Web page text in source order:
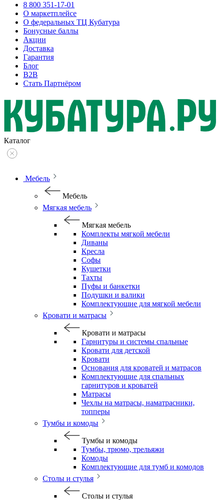
8 800 351-17-01
О маркетплейсе
О федеральных ТЦ Кубатура
Бонусные баллы
Акции
Доставка
Гарантия
Блог
B2B
Стать Партнёром
Каталог
Мебель
Мебель
Мягкая мебель
Мягкая мебель
Комплекты мягкой мебели
Диваны
Кресла
Софы
Кушетки
Тахты
Пуфы и банкетки
Подушки и валики
Комплектующие для мягкой мебели
Кровати и матрасы
Кровати и матрасы
Гарнитуры и системы спальные
Кровати для детской
Кровати
Основания для кроватей и матрасов
Комплектующие для спальных
гарнитуров и кроватей
Матрасы
Чехлы на матрасы, наматрасники,
топперы
Тумбы и комоды
Тумбы и комоды
Тумбы, трюмо, трельяжи
Комоды
Комплектующие для тумб и комодов
Столы и стулья
Столы и стулья